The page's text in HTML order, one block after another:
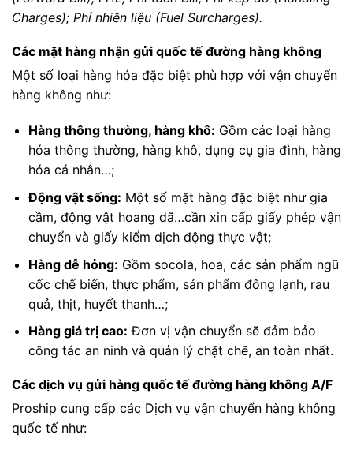
Charges); Phí nhiên liệu (Fuel Surcharges).
Các mặt hàng nhận gửi quốc tế đường hàng không
Một số loại hàng hóa đặc biệt phù hợp với vận chuyển
hàng không như:
Hàng thông thường, hàng khô: Gồm các loại hàng
hóa thông thường, hàng khô, dụng cụ gia đình, hàng
hóa cá nhân…;
Động vật sống: Một số mặt hàng đặc biệt như gia
cầm, động vật hoang dã…cần xin cấp giấy phép vận
chuyển và giấy kiểm dịch động thực vật;
Hàng dễ hỏng: Gồm socola, hoa, các sản phẩm ngũ
cốc chế biến, thực phẩm, sản phẩm đông lạnh, rau
quả, thịt, huyết thanh…;
Hàng giá trị cao: Đơn vị vận chuyển sẽ đảm bảo
công tác an ninh và quản lý chặt chẽ, an toàn nhất.
Các dịch vụ gửi hàng quốc tế đường hàng không A/F
Proship cung cấp các Dịch vụ vận chuyển hàng không
quốc tế như: